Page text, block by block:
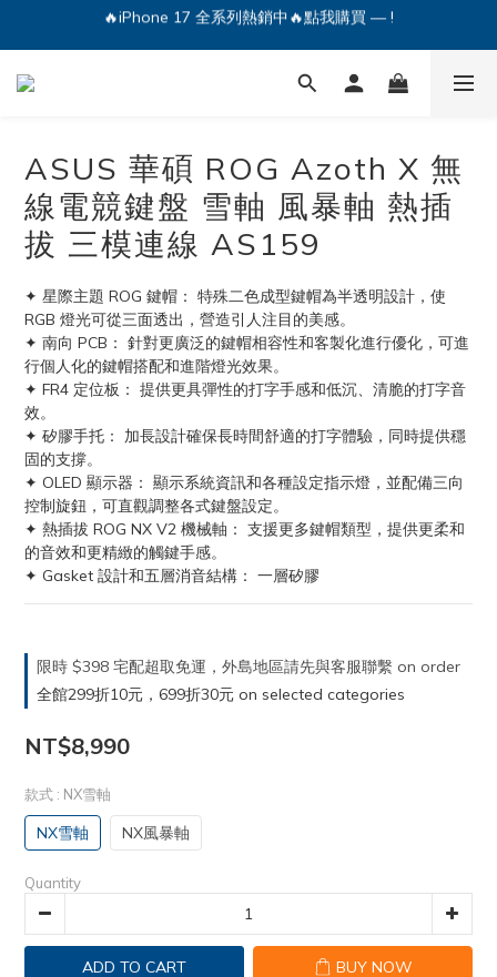
🔥iPhone 17 全系列熱銷中🔥點我購買 — !
💕加入Q哥 Line 新好友領優惠券！🎫
🔥iPhone 17 全系列熱銷中🔥點我購買 — !
ASUS 華碩 ROG Azoth X 無
線電競鍵盤 雪軸 風暴軸 熱插
拔 三模連線 AS159
✦ 星際主題 ROG 鍵帽： 特殊二色成型鍵帽為半透明設計，使
RGB 燈光可從三面透出，營造引人注目的美感。
✦ 南向 PCB： 針對更廣泛的鍵帽相容性和客製化進行優化，可進
行個人化的鍵帽搭配和進階燈光效果。
✦ FR4 定位板： 提供更具彈性的打字手感和低沉、清脆的打字音
效。
✦ 矽膠手托： 加長設計確保長時間舒適的打字體驗，同時提供穩
固的支撐。
✦ OLED 顯示器： 顯示系統資訊和各種設定指示燈，並配備三向
控制旋鈕，可直觀調整各式鍵盤設定。
✦ 熱插拔 ROG NX V2 機械軸： 支援更多鍵帽類型，提供更柔和
的音效和更精緻的觸鍵手感。
✦ Gasket 設計和五層消音結構： 一層矽膠
限時 $398 宅配超取免運，外島地區請先與客服聯繫 on order
全館299折10元，699折30元 on selected categories
NT$8,990
款式 : NX雪軸
NX雪軸 NX風暴軸
Quantity
ADD TO CART BUY NOW